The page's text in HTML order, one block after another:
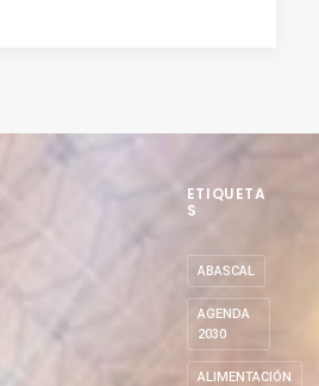
ETIQUETA
S
ABASCAL
AGENDA
2030
ALIMENTACIÓN